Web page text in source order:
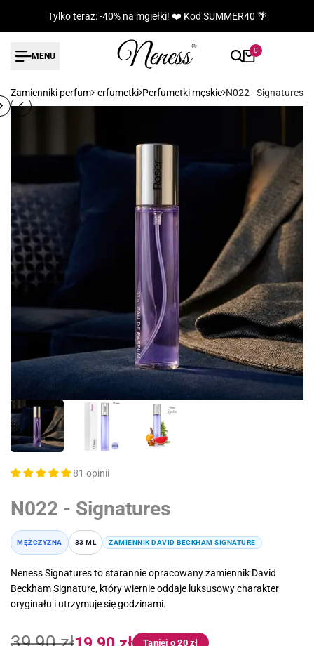
Tylko teraz: -40% na mgiełki! ❤️ Kod SUMMER40 🌴
MENU
0
Zamienniki perfumPerfumetki Perfumetki męskie N022 - Signatures
81 opinii
N022 - Signatures
MĘŻCZYZNA 33 ML ZAMIENNIK DAVID BECKHAM SIGNATURE
Neness Signatures to starannie opracowany zamiennik David
Beckham Signature, który wiernie oddaje luksusowy charakter
oryginału i utrzymuje się godzinami.
Taniej o 20 zł